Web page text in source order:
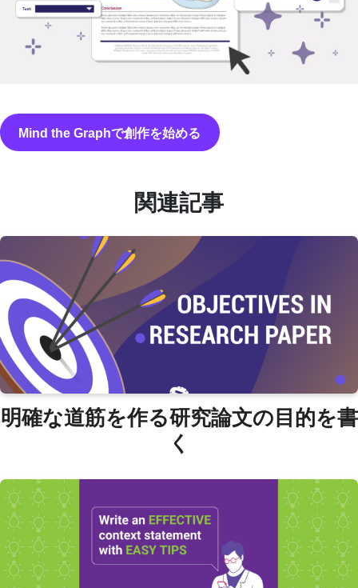
Mind the Graphで創作を始める
関連記事
明確な道筋を作る研究論文の目的を書
く